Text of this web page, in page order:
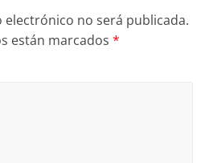
no será publicada.
están marcados *